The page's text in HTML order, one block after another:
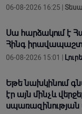
06-08-2026 16:25 |
Սա հարձակում է
Հինգ
06-08-2026 15:01 |
Եթե նախկինում
էր այն մինչև
սպառազինության